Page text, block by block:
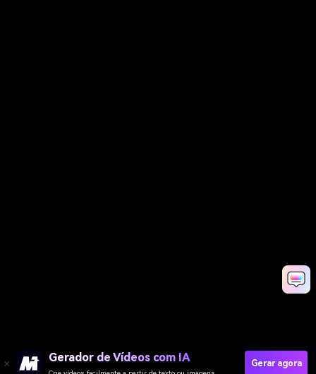
Gerador de Vídeos com IA Gerar agora